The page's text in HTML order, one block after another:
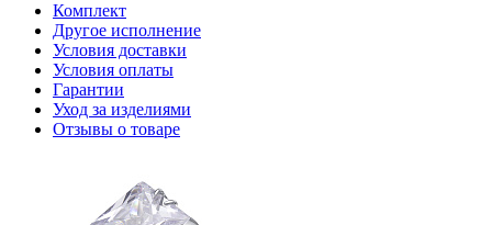
Комплект
Другое исполнение
Условия доставки
Условия оплаты
Гарантии
Уход за изделиями
Отзывы о товаре